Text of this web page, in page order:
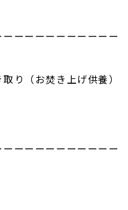
ーーーーーーーーーー
り（お焚き上げ供養）
ーーーーーーーーーー